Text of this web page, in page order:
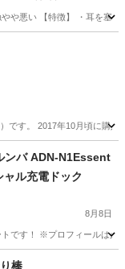
や悪い 【特徴】 ・耳を塞
です。 2017年10月頃に購
ダイキン
ンバ ADN-N1Essent
ル充電ドック
8月8日
です！ ※プロフィールは
ト掃除機
棒